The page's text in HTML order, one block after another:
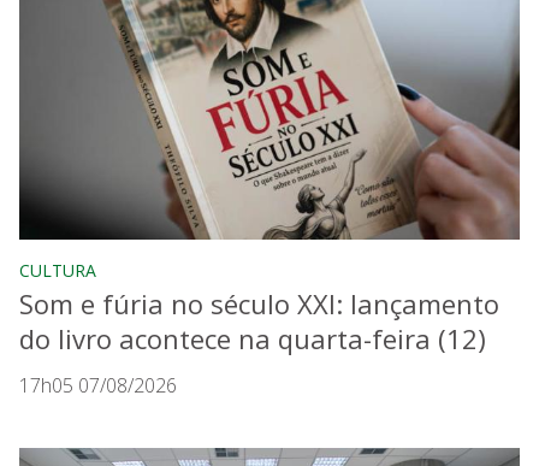
CULTURA
Som e fúria no século XXI: lançamento
do livro acontece na quarta-feira (12)
17h05 07/08/2026